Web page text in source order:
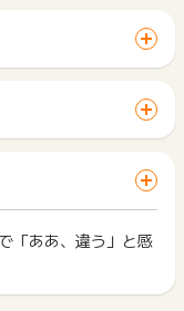
、ポイントに関する
トタウンのサポート
いて、広告主に直接
象外となる場合がご
物が完了するまでの
動した場合はポイン
を押した時とサービ
ザが異なる場合はポ
れる場合は、毎回
ポイントGET 」ボ
き10円単位の金額
捨てとなり、ポイ
支払われた金額分
獲得の対象には含
「ああ、違う」と感